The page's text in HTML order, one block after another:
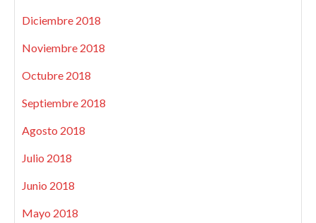
Diciembre 2018
Noviembre 2018
Octubre 2018
Septiembre 2018
Agosto 2018
Julio 2018
Junio 2018
Mayo 2018